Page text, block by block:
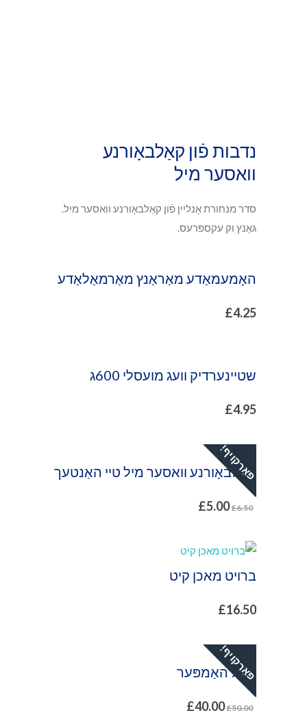
נדבות פֿון קאַלבאָורנע
וואסער מיל
סדר מנחורת אָנליין פֿון קאַלבאָורנע וואסער מיל.
גאַנץ וק עקספּרעס.
האָמעמאַדע מאַראַנץ מאַרמאַלאַדע
£4.25
שטיינערדיק וועג מועסלי 600ג
£4.95
פאַרקויף!
קאַלבאָורנע וואסער מיל טיי האַנטעך
£6.50
£5.00
ברויט מאכן קיט
£16.50
פאַרקויף!
ניטל האַמפּער
£50.00
£40.00